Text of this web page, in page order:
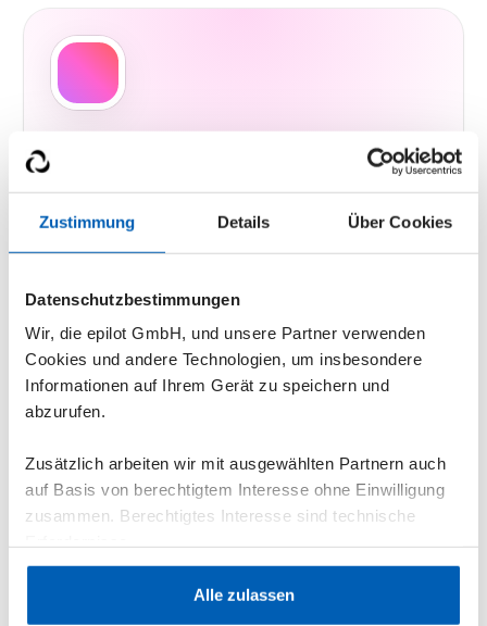
Zustimmung Details Über Cookies
Datenschutzbestimmungen
Wir, die epilot GmbH, und unsere Partner verwenden
Cookies und andere Technologien, um insbesondere
Informationen auf Ihrem Gerät zu speichern und
abzurufen.
Zusätzlich arbeiten wir mit ausgewählten Partnern auch
auf Basis von berechtigtem Interesse ohne Einwilligung
zusammen. Berechtigtes Interesse sind technische
Datenschutzerklärung·Impressum
Alle zulassen
Halte gesetzliche Vorgaben ein und optimiere
deine Prozesse mit einem zentralen
Netzportal. Erfasse Anträge digital,
Installateuren und anderen Marktpartnern in
einer Software zusammen.
Mehr erfahren